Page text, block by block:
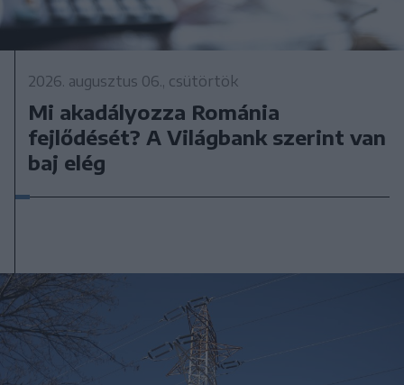
2026. augusztus 06., csütörtök
Mi akadályozza Románia
fejlődését? A Világbank szerint van
baj elég